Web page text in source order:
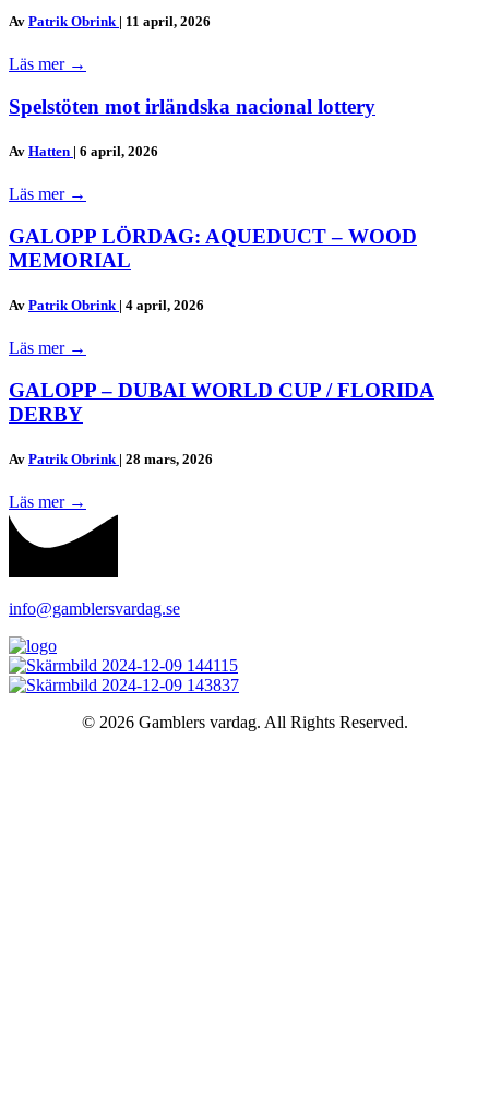
Av Patrik Obrink | 11 april, 2026
Läs mer →
Spelstöten mot irländska nacional lottery
Av Hatten | 6 april, 2026
Läs mer →
GALOPP LÖRDAG: AQUEDUCT – WOOD
MEMORIAL
Av Patrik Obrink | 4 april, 2026
Läs mer →
GALOPP – DUBAI WORLD CUP / FLORIDA
DERBY
Av Patrik Obrink | 28 mars, 2026
Läs mer →
info@gamblersvardag.se
© 2026 Gamblers vardag. All Rights Reserved.